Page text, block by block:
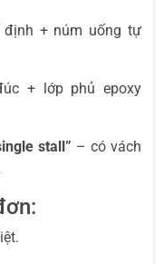
+ núm uống tự
+ lớp phủ epoxy
stall” – có vách